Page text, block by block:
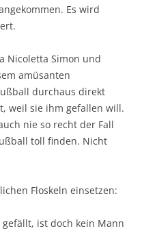
Es wird
Nicoletta Simon und
amüsanten
durchaus direkt
weil sie ihm gefallen will.
nie so recht der Fall
toll finden. Nicht
Floskeln einsetzen:
ist doch kein Mann